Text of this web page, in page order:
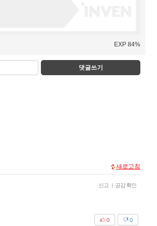
EXP 84%
댓글쓰기
새로고침
신고 | 공감 확인
0
0